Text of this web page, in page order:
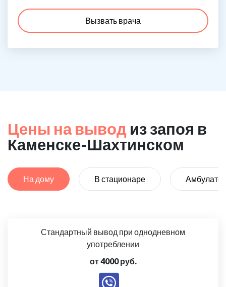
Вызвать врача
Цены на вывод из запоя в
Каменске-Шахтинском
На дому В стационаре
Стандартный вывод при однодневном
употреблении
от 4000 руб.